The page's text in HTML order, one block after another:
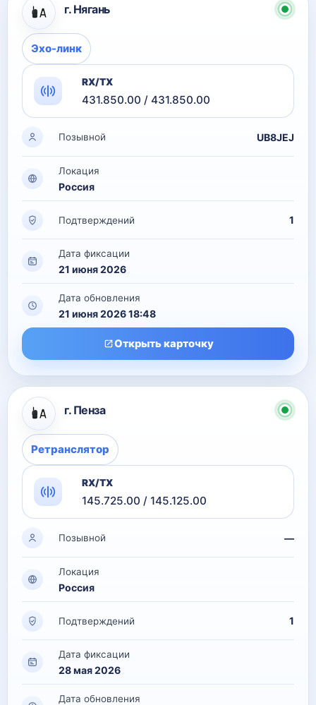
г. Нягань
Эхо-линк
RX/TX
431.850.00 / 431.850.00
Позывной UB8JEJ
Локация
Россия
Подтверждений 1
Дата фиксации
21 июня 2026
Дата обновления
21 июня 2026 18:48
Открыть карточку
г. Пенза
Ретранслятор
RX/TX
145.725.00 / 145.125.00
Позывной —
Локация
Россия
Подтверждений 1
Дата фиксации
28 мая 2026
Дата обновления